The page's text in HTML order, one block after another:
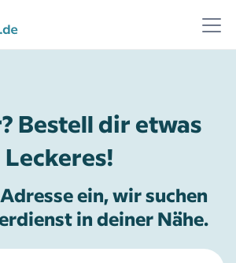
Bestell dir etwas
Leckeres!
ein, wir suchen
in deiner Nähe.